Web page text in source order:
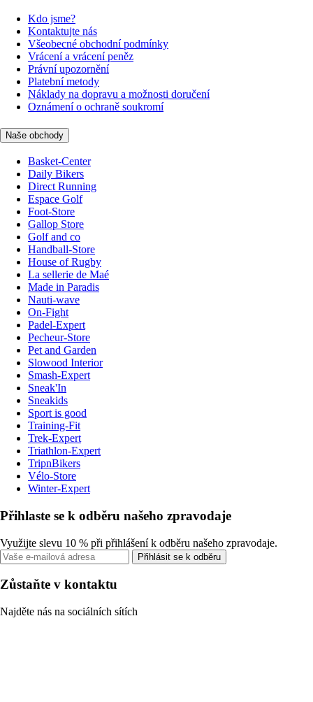
Kdo jsme?
Kontaktujte nás
Všeobecné obchodní podmínky
Vrácení a vrácení peněz
Právní upozornění
Platební metody
Náklady na dopravu a možnosti doručení
Oznámení o ochraně soukromí
Naše obchody
Basket-Center
Daily Bikers
Direct Running
Espace Golf
Foot-Store
Gallop Store
Golf and co
Handball-Store
House of Rugby
La sellerie de Maé
Made in Paradis
Nauti-wave
On-Fight
Padel-Expert
Pecheur-Store
Pet and Garden
Slowood Interior
Smash-Expert
Sneak'In
Sneakids
Sport is good
Training-Fit
Trek-Expert
Triathlon-Expert
TripnBikers
Vélo-Store
Winter-Expert
Přihlaste se k odběru našeho zpravodaje
Využijte slevu 10 % při přihlášení k odběru našeho zpravodaje.
Přihlásit se k odběru
Zůstaňte v kontaktu
Najděte nás na sociálních sítích